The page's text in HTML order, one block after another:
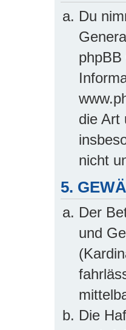
Du
die Art
nicht
5.
Der
und
Die